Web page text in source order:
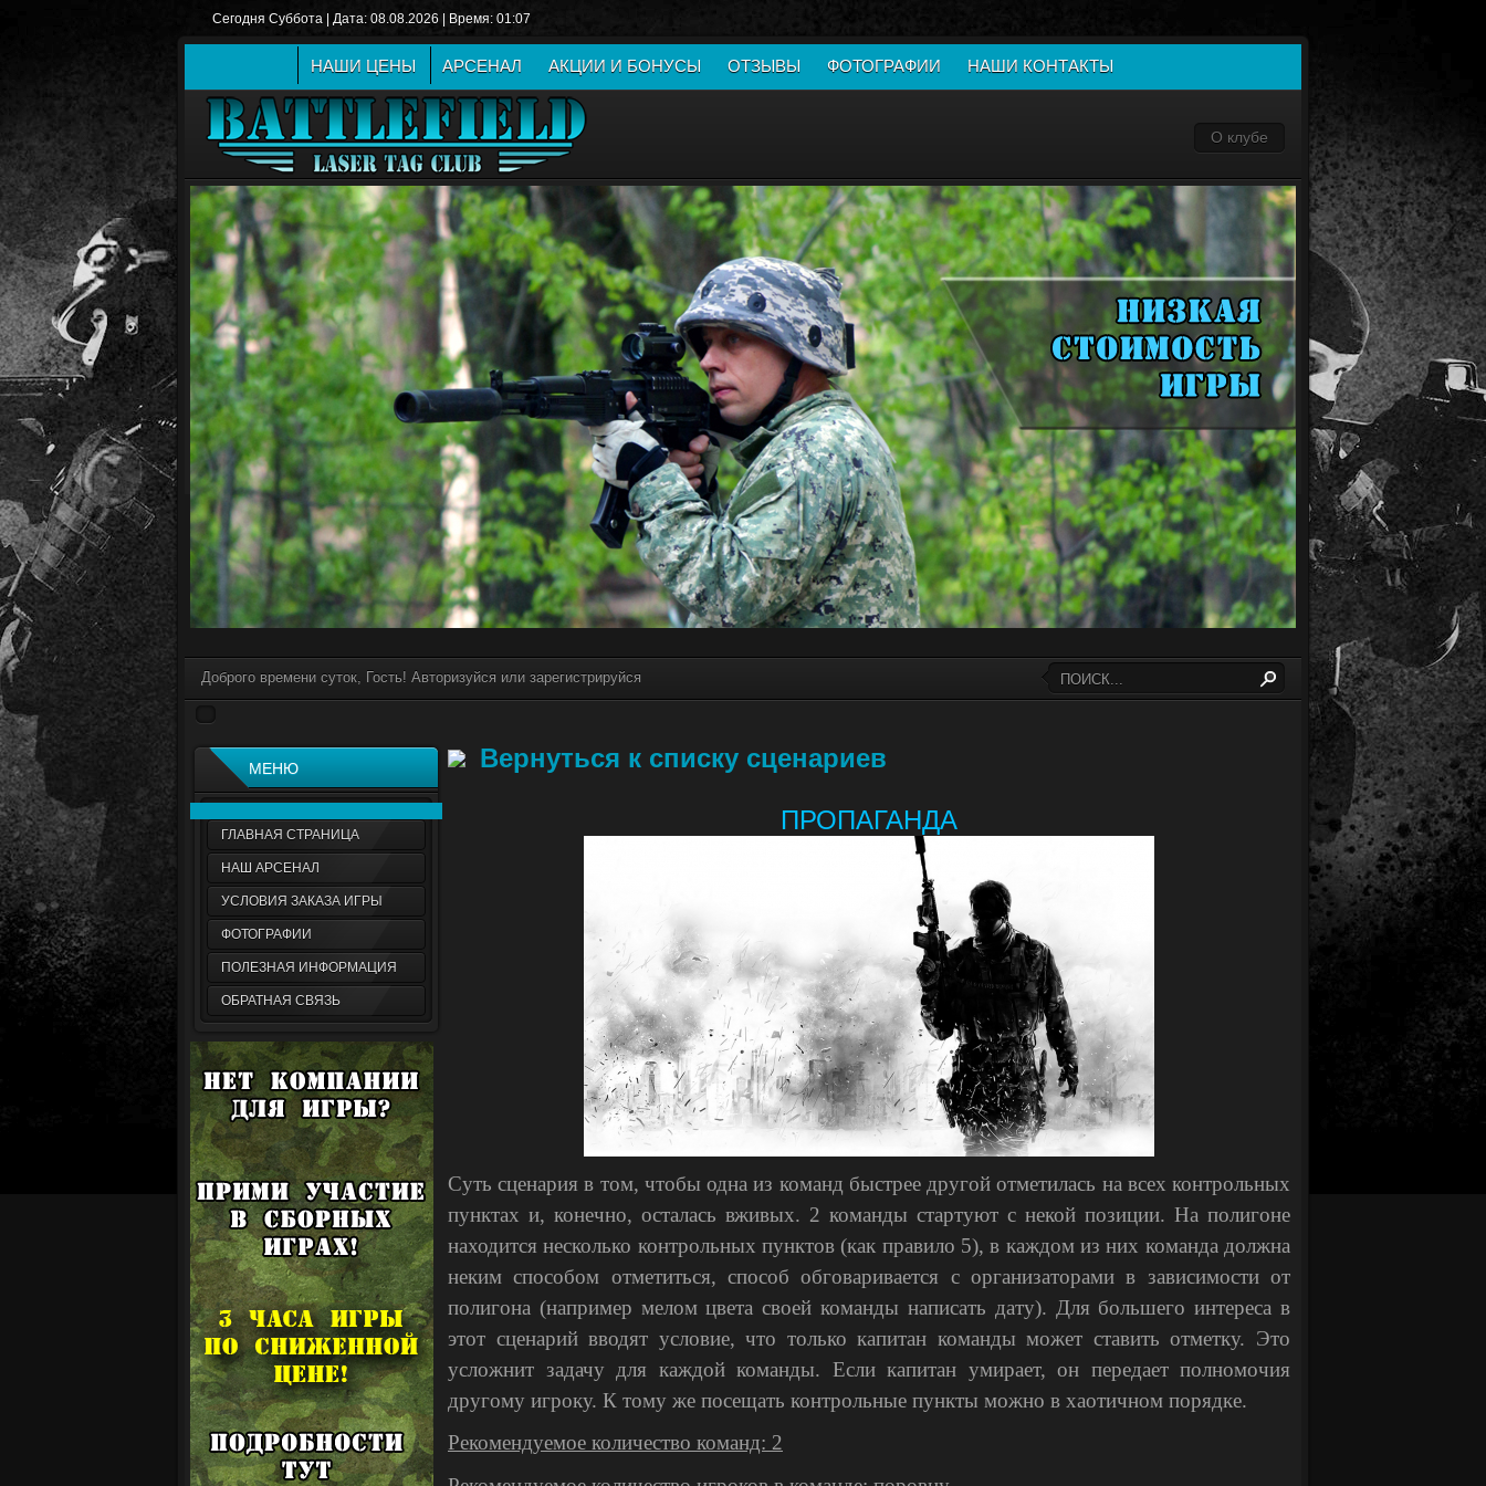
Сегодня Суббота | Дата: 08.08.2026 | Время: 01:07
НАШИ ЦЕНЫ АРСЕНАЛ АКЦИИ И БОНУСЫ ОТЗЫВЫ ФОТОГРАФИИ НАШИ КОНТАКТЫ
О клубе
Доброго времени суток, Гость! Авторизуйся или зарегистрируйся
МЕНЮ
ГЛАВНАЯ СТРАНИЦА
НАШ АРСЕНАЛ
УСЛОВИЯ ЗАКАЗА ИГРЫ
ФОТОГРАФИИ
ПОЛЕЗНАЯ ИНФОРМАЦИЯ
ОБРАТНАЯ СВЯЗЬ
Вернуться к списку сценариев
ПРОПАГАНДА
Суть сценария в том, чтобы одна из команд быстрее другой отметилась на всех контрольных
пунктах и, конечно, осталась вживых. 2 команды стартуют с некой позиции. На полигоне
находится несколько контрольных пунктов (как правило 5), в каждом из них команда должна
неким способом отметиться, способ обговаривается с организаторами в зависимости от
полигона (например мелом цвета своей команды написать дату). Для большего интереса в
этот сценарий вводят условие, что только капитан команды может ставить отметку. Это
усложнит задачу для каждой команды. Если капитан умирает, он передает полномочия
другому игроку. К тому же посещать контрольные пункты можно в хаотичном порядке.
Рекомендуемое количество команд: 2